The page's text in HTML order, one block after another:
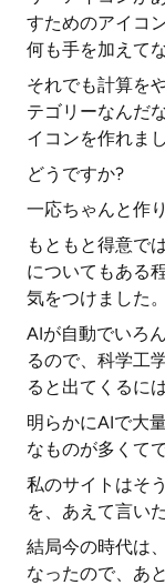
すためのアイコ
何も手を加えて
それでも計算を
テゴリーなんだ
イコンを作れまし
どうですか?
一応ちゃんと作
もともと得意で
についてもある
気をつけました。
AIが自動でいろ
るので、科学工
ると出てくるに
明らかにAIで大
なものが多くて
私のサイトはそ
を、あえて言い
結局今の時代は
なったので、あ